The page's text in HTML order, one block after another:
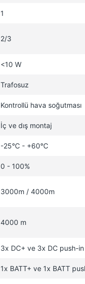
1
2/3
<10 W
Trafosuz
Kontrollü hava soğutması
İç ve dış montaj
-25°C - +60°C
0 - 100%
3000m / 4000m
4000 m
3x DC+ ve 3x DC push-
1x BATT+ ve 1x BATT